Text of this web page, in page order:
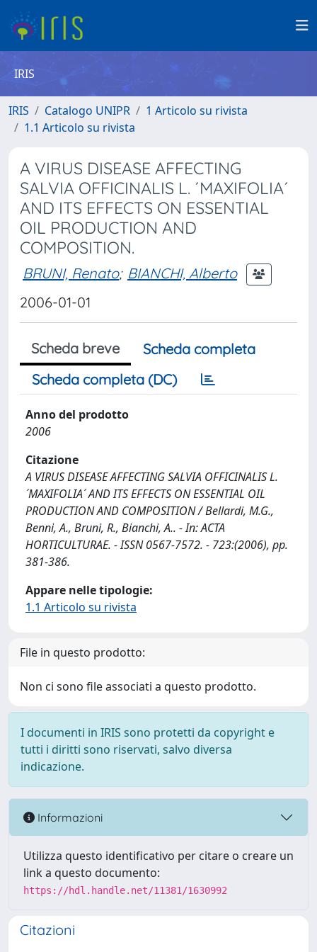
IRIS
IRIS Catalogo UNIPR
1 Articolo su rivista
1.1 Articolo su rivista
A VIRUS DISEASE AFFECTING
SALVIA OFFICINALIS L. ´MAXIFOLIA´
AND ITS EFFECTS ON ESSENTIAL
OIL PRODUCTION AND
COMPOSITION.
BRUNI, Renato; BIANCHI, Alberto
2006-01-01
Scheda breve
Scheda completa
Scheda completa (DC)
Anno del prodotto
2006
Citazione
A VIRUS DISEASE AFFECTING SALVIA OFFICINALIS L.
´MAXIFOLIA´ AND ITS EFFECTS ON ESSENTIAL OIL
PRODUCTION AND COMPOSITION / Bellardi, M.G.,
Benni, A., Bruni, R., Bianchi, A.. - In: ACTA
HORTICULTURAE. - ISSN 0567-7572. - 723:(2006), pp.
381-386.
Appare nelle tipologie:
1.1 Articolo su rivista
File in questo prodotto:
Non ci sono file associati a questo prodotto.
I documenti in IRIS sono protetti da copyright e
tutti i diritti sono riservati, salvo diversa
indicazione.
Informazioni
Utilizza questo identificativo per citare o creare un
link a questo documento:
https://hdl.handle.net/11381/1630992
Citazioni